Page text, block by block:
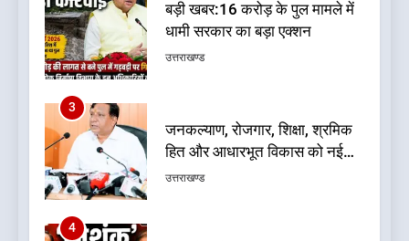
जनकल्याण, रोजगार, शिक्षा, श्रमिक
हित और आधारभूत विकास को नई
गति : धामी कैबिनेट के ऐतिहासिक
उत्तराखण्ड
4
क्या रमेश पोखरियाल ‘निशंक’ बनने जा
रहे हैं उत्तराखंड भाजपा के नए प्रदेश
अध्यक्ष? राजनीति के गलियारों में
उत्तराखण्ड
5